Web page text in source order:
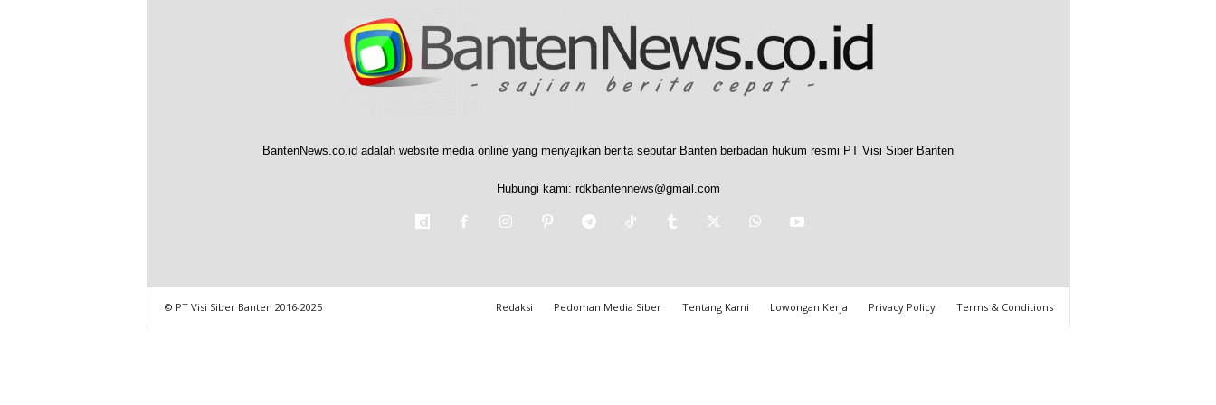
BantenNews.co.id adalah website media online yang menyajikan berita seputar Banten berbadan hukum resmi PT Visi Siber Banten
Hubungi kami: rdkbantennews@gmail.com
Redaksi Pedoman Media Siber Tentang Kami Lowongan Kerja Privacy Policy Terms & Conditions
© PT Visi Siber Banten 2016-2025